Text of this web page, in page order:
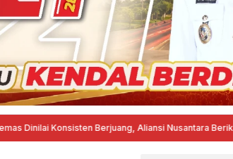
Berjuang, Aliansi Nusantara Berikan